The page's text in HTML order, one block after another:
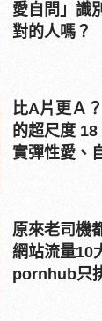
愛自問」識
對的人嗎？
比A片更Ａ
的超尺度
實彈性愛、
原來老司機
網站流量10
pornhub只